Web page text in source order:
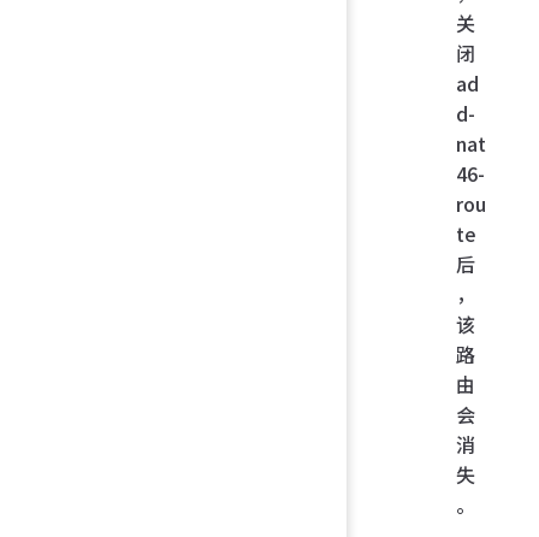
关
闭
ad
d-
nat
46-
rou
te
后
，
该
路
由
会
消
失
。